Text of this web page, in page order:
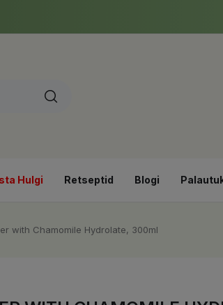
Hulgi Retseptid Blogi
with Chamomile Hydrolate, 300ml